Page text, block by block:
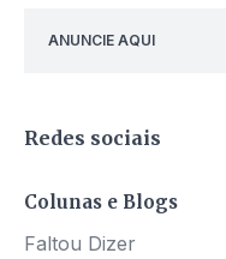
ANUNCIE AQUI
Redes sociais
Colunas e Blogs
Faltou Dizer